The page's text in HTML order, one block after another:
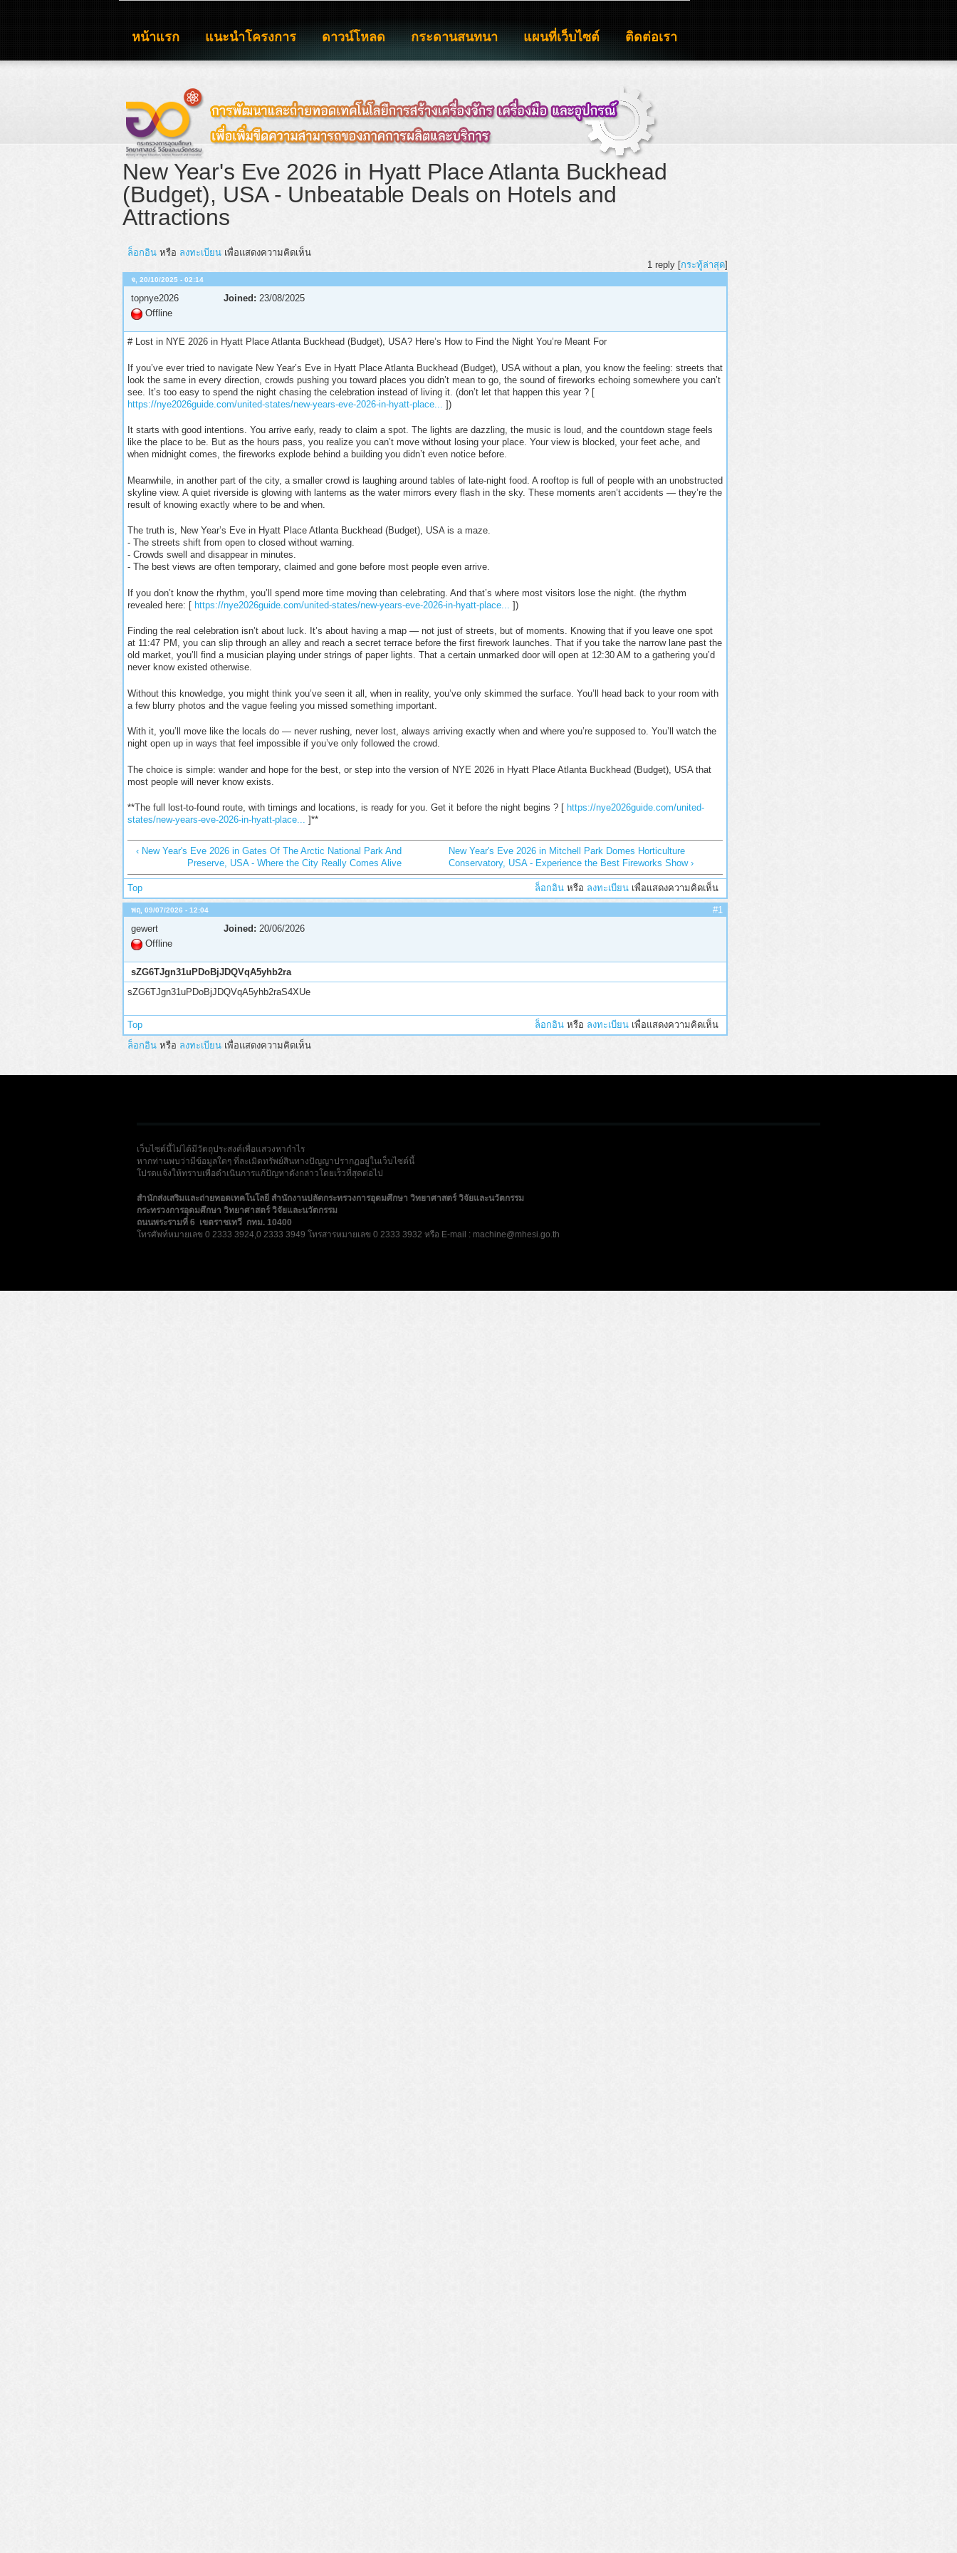
หน้าแรก แนะนำโครงการ ดาวน์โหลด กระดานสนทนา แผนที่เว็บไซต์ ติดต่อเรา
New Year's Eve 2026 in Hyatt Place Atlanta Buckhead
(Budget), USA - Unbeatable Deals on Hotels and
Attractions
ล็อกอินหรือ ลงทะเบียนเพื่อแสดงความคิดเห็น
1 reply [กระทู้ล่าสุด]
จ, 20/10/2025 - 02:14
topnye2026
Offline
Joined: 23/08/2025
# Lost in NYE 2026 in Hyatt Place Atlanta Buckhead (Budget), USA? Here’s How to Find the Night You’re Meant For
If you’ve ever tried to navigate New Year’s Eve in Hyatt Place Atlanta Buckhead (Budget), USA without a plan, you know the feeling: streets that
look the same in every direction, crowds pushing you toward places you didn’t mean to go, the sound of fireworks echoing somewhere you can’t
see. It’s too easy to spend the night chasing the celebration instead of living it. (don’t let that happen this year ? [
https://nye2026guide.com/united-states/new-years-eve-2026-in-hyatt-place...
])
It starts with good intentions. You arrive early, ready to claim a spot. The lights are dazzling, the music is loud, and the countdown stage feels
like the place to be. But as the hours pass, you realize you can’t move without losing your place. Your view is blocked, your feet ache, and
when midnight comes, the fireworks explode behind a building you didn’t even notice before.
Meanwhile, in another part of the city, a smaller crowd is laughing around tables of late-night food. A rooftop is full of people with an unobstructed
skyline view. A quiet riverside is glowing with lanterns as the water mirrors every flash in the sky. These moments aren’t accidents — they’re the
result of knowing exactly where to be and when.
The truth is, New Year’s Eve in Hyatt Place Atlanta Buckhead (Budget), USA is a maze.
- The streets shift from open to closed without warning.
- Crowds swell and disappear in minutes.
- The best views are often temporary, claimed and gone before most people even arrive.
If you don’t know the rhythm, you’ll spend more time moving than celebrating. And that’s where most visitors lose the night. (the rhythm
revealed here: [ https://nye2026guide.com/united-states/new-years-eve-2026-in-hyatt-place... ])
Finding the real celebration isn’t about luck. It’s about having a map — not just of streets, but of moments. Knowing that if you leave one spot
at 11:47 PM, you can slip through an alley and reach a secret terrace before the first firework launches. That if you take the narrow lane past the
old market, you’ll find a musician playing under strings of paper lights. That a certain unmarked door will open at 12:30 AM to a gathering you’d
never know existed otherwise.
Without this knowledge, you might think you’ve seen it all, when in reality, you’ve only skimmed the surface. You’ll head back to your room with
a few blurry photos and the vague feeling you missed something important.
With it, you’ll move like the locals do — never rushing, never lost, always arriving exactly when and where you’re supposed to. You’ll watch the
night open up in ways that feel impossible if you’ve only followed the crowd.
The choice is simple: wander and hope for the best, or step into the version of NYE 2026 in Hyatt Place Atlanta Buckhead (Budget), USA that
most people will never know exists.
**The full lost-to-found route, with timings and locations, is ready for you. Get it before the night begins ? [ https://nye2026guide.com/united-
states/new-years-eve-2026-in-hyatt-place... ]**
‹ New Year's Eve 2026 in Gates Of The Arctic National Park And
Preserve, USA - Where the City Really Comes Alive
New Year's Eve 2026 in Mitchell Park Domes Horticulture
Conservatory, USA - Experience the Best Fireworks Show ›
Top ล็อกอินหรือ ลงทะเบียนเพื่อแสดงความคิดเห็น
พฤ, 09/07/2026 - 12:04
#1
gewert
Offline
Joined: 20/06/2026
sZG6TJgn31uPDoBjJDQVqA5yhb2ra
sZG6TJgn31uPDoBjJDQVqA5yhb2raS4XUe
Top ล็อกอินหรือ ลงทะเบียนเพื่อแสดงความคิดเห็น
ล็อกอินหรือ ลงทะเบียนเพื่อแสดงความคิดเห็น
เว็บไซต์นี้ไม่ได้มีวัตถุประสงค์เพื่อแสวงหากำไร
หากท่านพบว่ามีข้อมูลใดๆ ที่ละเมิดทรัพย์สินทางปัญญาปรากฏอยู่ในเว็บไซต์นี้
โปรดแจ้งให้ทราบเพื่อดำเนินการแก้ปัญหาดังกล่าวโดยเร็วที่สุดต่อไป
สำนักส่งเสริมและถ่ายทอดเทคโนโลยี สำนักงานปลัดกระทรวงการอุดมศึกษา วิทยาศาสตร์ วิจัยและนวัตกรรม
กระทรวงการอุดมศึกษา วิทยาศาสตร์ วิจัยและนวัตกรรม
ถนนพระรามที่ 6 เขตราชเทวี กทม. 10400
โทรศัพท์หมายเลข 0 2333 3924,0 2333 3949 โทรสารหมายเลข 0 2333 3932 หรือ E-mail : machine@mhesi.go.th